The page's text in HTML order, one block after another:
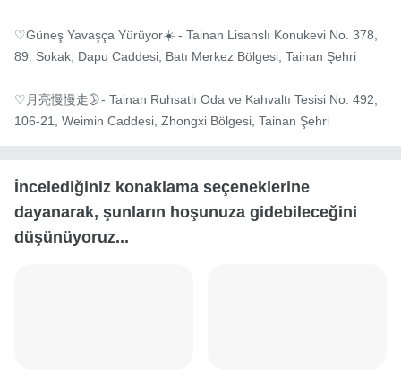
♡Güneş Yavaşça Yürüyor☀️ - Tainan Lisanslı Konukevi No. 378,
89. Sokak, Dapu Caddesi, Batı Merkez Bölgesi, Tainan Şehri
♡月亮慢慢走🌛- Tainan Ruhsatlı Oda ve Kahvaltı Tesisi No. 492,
106-21, Weimin Caddesi, Zhongxi Bölgesi, Tainan Şehri
İncelediğiniz konaklama seçeneklerine
dayanarak, şunların hoşunuza gidebileceğini
düşünüyoruz...